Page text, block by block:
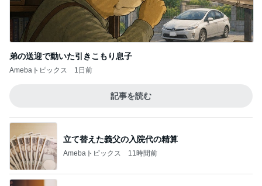
弟の送迎で動いた引きこもり息子
Amebaトピックス 1日前
記事を読む
立て替えた義父の入院代の精算
Amebaトピックス 11時間前